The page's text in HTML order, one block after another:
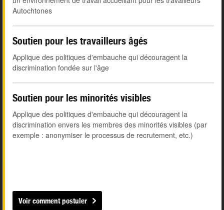
Autochtones
Soutien pour les travailleurs âgés
Applique des politiques d'embauche qui découragent la
discrimination fondée sur l'âge
Soutien pour les minorités visibles
Applique des politiques d'embauche qui découragent la
discrimination envers les membres des minorités visibles (par
exemple : anonymiser le processus de recrutement, etc.)
Voir comment postuler